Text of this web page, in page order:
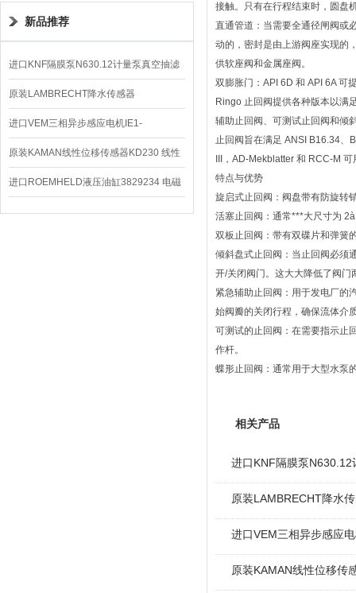
新品推荐
进口KNF隔膜泵N630.12计量泵真空抽滤
泵价格
原装LAMBRECHT降水传感器
00.14575.20气象仪
进口VEM三相异步感应电机IE1-
K21R80G4马达
原装KAMAN线性位移传感器KD230 线性
编码器
进口ROEMHELD液压油缸3829234 电磁
阀定位器
接触。只有在行程结束时，圆盘
直通管道：当需要全通径闸阀或
动的，密封是由上游阀座实现的
供软座阀和金属座阀。
双膨胀门：API 6D 和 API 6A 可
Ringo 止回阀提供各种版本以满
辅助止回阀、可测试止回阀和倾
止回阀旨在满足 ANSI B16.34、
III，AD-Mekblatter 和 RCC-M
特点与优势
旋启式止回阀：阀盘带有防旋转
活塞止回阀：通常***大尺寸为
双板止回阀：带有双碟片和弹簧
倾斜盘式止回阀：当止回阀必须
开/关闭阀门。这大大降低了阀门
紧急辅助止回阀：用于发电厂的
始阀瓣的关闭行程，确保流体介
可测试的止回阀：在需要指示止
作杆。
蝶形止回阀：通常用于大型水泵
相关产品
进口KNF隔膜泵
原装LAMBRECHT降水
进口VEM三相异步感应
原装KAMAN线性位移传